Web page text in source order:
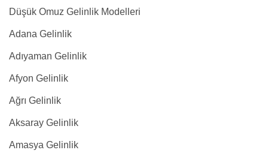
Düşük Omuz Gelinlik Modelleri
Adana Gelinlik
Adıyaman Gelinlik
Afyon Gelinlik
Ağrı Gelinlik
Aksaray Gelinlik
Amasya Gelinlik